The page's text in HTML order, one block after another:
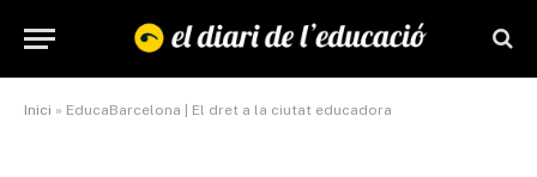
Inici » EducaBarcelona | El dret a la ciutat educadora